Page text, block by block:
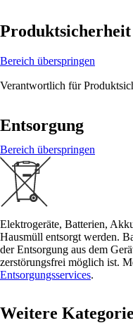
Produktsicherheit
Bereich überspringen
Verantwortlich für
Entsorgung
Bereich überspringen
Elektrogeräte, Batterien,
Hausmüll entsorgt werden.
der Entsorgung aus dem
zerstörungsfrei möglich ist.
Entsorgungsservices.
Weitere